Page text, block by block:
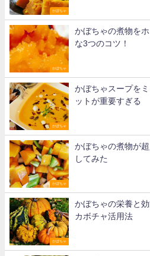
かぼちゃ
かぼちゃ
かぼちゃの煮物を
な3つのコツ！
かぼちゃ
かぼちゃスープを
ットが重要すぎる
かぼちゃ
かぼちゃの煮物が
してみた
かぼちゃ
かぼちゃの栄養と
カボチャ活用法